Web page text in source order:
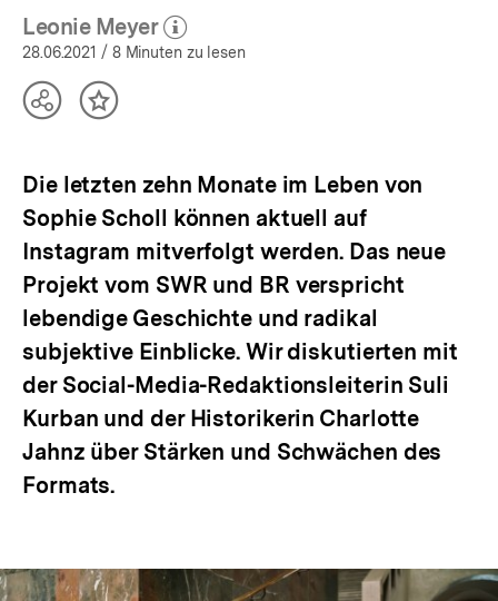
Leonie Meyer
(Mehr zum Autor)
öffnen
28.06.2021 / 8 Minuten zu lesen
TeilenInhalt
Die letzten zehn Monate im Leben von
Sophie Scholl können aktuell auf
Instagram mitverfolgt werden. Das neue
Projekt vom SWR und BR verspricht
lebendige Geschichte und radikal
subjektive Einblicke. Wir diskutierten mit
der Social-Media-Redaktionsleiterin Suli
Kurban und der Historikerin Charlotte
Jahnz über Stärken und Schwächen des
Formats.